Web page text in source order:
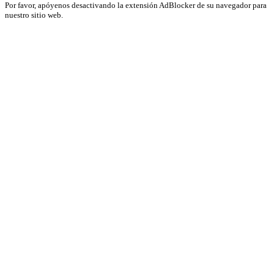
Por favor, apóyenos desactivando la extensión AdBlocker de su navegador para
nuestro sitio web.